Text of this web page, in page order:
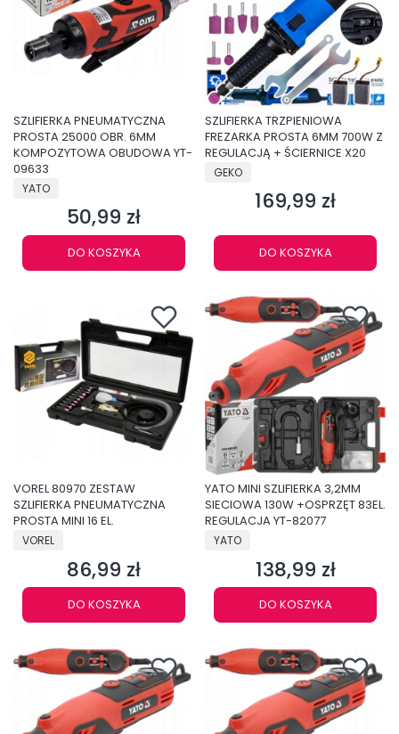
SZLIFIERKA PNEUMATYCZNA
PROSTA 25000 OBR. 6MM
KOMPOZYTOWA OBUDOWA YT-
09633
PRODUCENT
YATO
Cena
50,99 zł
DO KOSZYKA
SZLIFIERKA TRZPIENIOWA
FREZARKA PROSTA 6MM 700W Z
REGULACJĄ + ŚCIERNICE X20
PRODUCENT
GEKO
Cena
169,99 zł
DO KOSZYKA
VOREL 80970 ZESTAW
SZLIFIERKA PNEUMATYCZNA
PROSTA MINI 16 EL.
PRODUCENT
VOREL
Cena
86,99 zł
DO KOSZYKA
YATO MINI SZLIFIERKA 3,2MM
SIECIOWA 130W +OSPRZĘT 83EL.
REGULACJA YT-82077
PRODUCENT
YATO
Cena
138,99 zł
DO KOSZYKA